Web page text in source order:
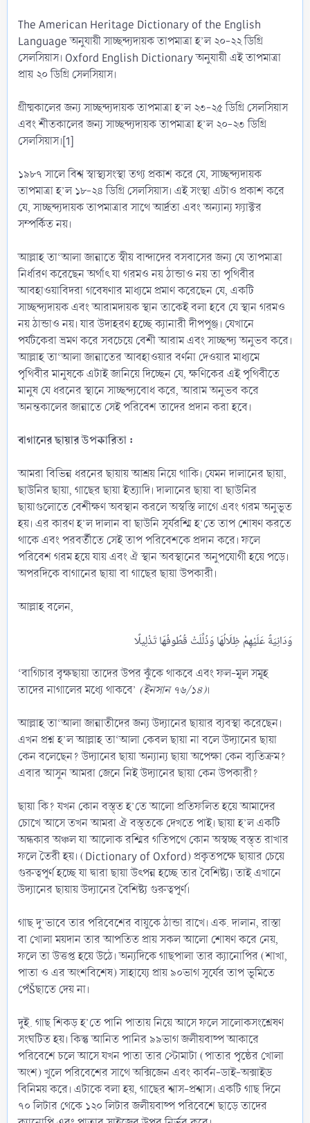
The American Heritage Dictionary of the English
Language অনুযায়ী সাচ্ছন্দ্যদায়ক তাপমাত্রা হ’ল ২০-২২ ডিগ্রি
সেলসিয়াস। Oxford English Dictionary অনুযায়ী এই তাপমাত্রা
প্রায় ২০ ডিগ্রি সেলসিয়াস।
গ্রীষ্মকালের জন্য সাচ্ছন্দ্যদায়ক তাপমাত্রা হ’ল ২৩-২৫ ডিগ্রি সেলসিয়াস
এবং শীতকালের জন্য সাচ্ছন্দ্যদায়ক তাপমাত্রা হ’ল ২০-২৩ ডিগ্রি
সেলসিয়াস।[1]
১৯৮৭ সালে বিশ্ব স্বাস্থ্যসংস্থা তথ্য প্রকাশ করে যে, সাচ্ছন্দ্যদায়ক
তাপমাত্রা হ’ল ১৮-২৪ ডিগ্রি সেলসিয়াস। এই সংস্থা এটাও প্রকাশ করে
যে, সাচ্ছন্দ্যদায়ক তাপমাত্রার সাথে আর্দ্রতা এবং অন্যান্য ফ্যাক্টর
সম্পর্কিত নয়।
আল্লাহ তা‘আলা জান্নাতে স্বীয় বান্দাদের বসবাসের জন্য যে তাপমাত্রা
নির্ধারণ করেছেন অর্থাৎ যা গরমও নয় ঠান্ডাও নয় তা পৃথিবীর
আবহাওয়াবিদরা গবেষণার মাধ্যমে প্রমাণ করেছেন যে, একটি
সাচ্ছন্দ্যদায়ক এবং আরামদায়ক স্থান তাকেই বলা হবে যে স্থান গরমও
নয় ঠান্ডাও নয়। যার উদাহরণ হচ্ছে ক্যানারী দীপপুঞ্জ। যেখানে
পর্যটকেরা ভ্রমণ করে সবচেয়ে বেশী আরাম এবং সাচ্ছন্দ্য অনুভব করে।
আল্লাহ তা‘আলা জান্নাতের আবহাওয়ার বর্ণনা দেওয়ার মাধ্যমে
পৃথিবীর মানুষকে এটাই জানিয়ে দিচ্ছেন যে, ক্ষণিকের এই পৃথিবীতে
মানুষ যে ধরনের স্থানে সাচ্ছন্দ্যবোধ করে, আরাম অনুভব করে
অনন্তকালের জান্নাতে সেই পরিবেশ তাদের প্রদান করা হবে।
বাগানের ছায়ার উপকারিতা :
আমরা বিভিন্ন ধরনের ছায়ায় আশ্রয় নিয়ে থাকি। যেমন দালানের ছায়া,
ছাউনির ছায়া, গাছের ছায়া ইত্যাদি। দালানের ছায়া বা ছাউনির
ছায়াগুলোতে বেশীক্ষণ অবস্থান করলে অস্বস্তি লাগে এবং গরম অনুভূত
হয়। এর কারণ হ’ল দালান বা ছাউনি সূর্যরশ্মি হ’তে তাপ শোষণ করতে
থাকে এবং পরবর্তীতে সেই তাপ পরিবেশকে প্রদান করে। ফলে
পরিবেশ গরম হয়ে যায় এবং ঐ স্থান অবস্থানের অনুপযোগী হয়ে পড়ে।
অপরদিকে বাগানের ছায়া বা গাছের ছায়া উপকারী।
আল্লাহ বলেন,
‘বাগিচার বৃক্ষছায়া তাদের উপর ঝুঁকে থাকবে এবং ফল-মূল সমূহ
তাদের নাগালের মধ্যে থাকবে’ (ইনসান ৭৬/১৪)।
আল্লাহ তা‘আলা জান্নাতীদের জন্য উদ্যানের ছায়ার ব্যবস্থা করেছেন।
এখন প্রশ্ন হ’ল আল্লাহ তা‘আলা কেবল ছায়া না বলে উদ্যানের ছায়া
কেন বলেছেন? উদ্যানের ছায়া অন্যান্য ছায়া অপেক্ষা কেন ব্যতিক্রম?
এবার আসুন আমরা জেনে নিই উদ্যানের ছায়া কেন উপকারী?
ছায়া কি? যখন কোন বস্ত্ত হ’তে আলো প্রতিফলিত হয়ে আমাদের
চোখে আসে তখন আমরা ঐ বস্ত্তকে দেখতে পাই। ছায়া হ’ল একটি
অন্ধকার অঞ্চল যা আলোক রশ্মির গতিপথে কোন অস্বচ্ছ বস্ত্ত রাখার
ফলে তৈরী হয়। (Dictionary of Oxford) প্রকৃতপক্ষে ছায়ার চেয়ে
গুরুত্বপূর্ণ হচ্ছে যা দ্বারা ছায়া উৎপন্ন হচ্ছে তার বৈশিষ্ট্য। তাই এখানে
উদ্যানের ছায়ায় উদ্যানের বৈশিষ্ট্য গুরুত্বপূর্ণ।
গাছ দু’ভাবে তার পরিবেশের বায়ুকে ঠান্ডা রাখে। এক. দালান, রাস্তা
বা খোলা ময়দান তার আপতিত প্রায় সকল আলো শোষণ করে নেয়,
ফলে তা উত্তপ্ত হয়ে উঠে। অন্যদিকে গাছপালা তার ক্যানোপির (শাখা,
পাতা ও এর অংশবিশেষ) সাহায্যে প্রায় ৯০ভাগ সূর্যের তাপ ভূমিতে
পেঁŠছাতে দেয় না।
দুই. গাছ শিকড় হ’তে পানি পাতায় নিয়ে আসে ফলে সালোকসংশ্লেষণ
সংঘটিত হয়। কিন্তু আনিত পানির ৯৯ভাগ জলীয়বাষ্প আকারে
পরিবেশে চলে আসে যখন পাতা তার স্টোমাটা (পাতার পৃষ্ঠের খোলা
অংশ) খুলে পরিবেশের সাথে অক্সিজেন এবং কার্বন-ডাই-অক্সাইড
বিনিময় করে। এটাকে বলা হয়, গাছের শ্বাস-প্রশ্বাস। একটি গাছ দিনে
৭০ লিটার থেকে ১২০ লিটার জলীয়বাষ্প পরিবেশে ছাড়ে তাদের